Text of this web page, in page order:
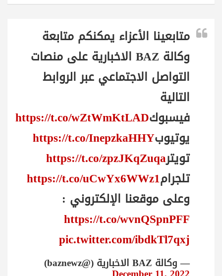
متابعينا الأعزاء يمكنكم متابعة
وكالة BAZ الاخبارية على منصات
التواصل الاجتماعي عبر الروابط
التالية
فيسبوكhttps://t.co/wZtWmKtLAD
يوتيوبhttps://t.co/InepzkaHHY
تويترhttps://t.co/zpzJKqZuqa
تلجرامhttps://t.co/uCwYx6WWz1
وعلى موقعنا الإلكتروني :
https://t.co/wvnQSpnPFF
pic.twitter.com/ibdkTl7qxj
— وكالة BAZ الاخبارية (@baznewz)